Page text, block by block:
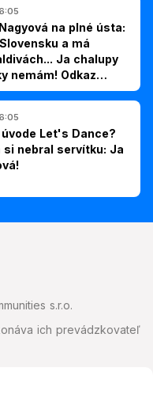
na plné ústa:
a má
Ja chalupy
nemám! Odkaz
Let's Dance?
si nebral servítku: Ja
s.r.o.
ich prevádzkovateľ